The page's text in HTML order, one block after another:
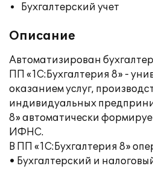
Бухгалтерский учет
Описание
Автоматизирован
ПП «1С:Бухгалтерия 8» -
оказанием услуг,
индивидуальных
8» автоматически
ИФНС.
В ПП «1С:Бухгалтерия 8»
• Бухгалтерский и